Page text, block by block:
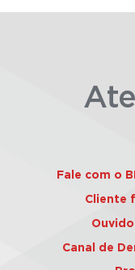
Fale com o
Cliente
Canal de